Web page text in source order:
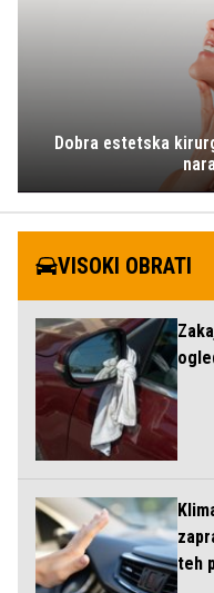
Dobra estetska
VISOKI OBRATI
teh